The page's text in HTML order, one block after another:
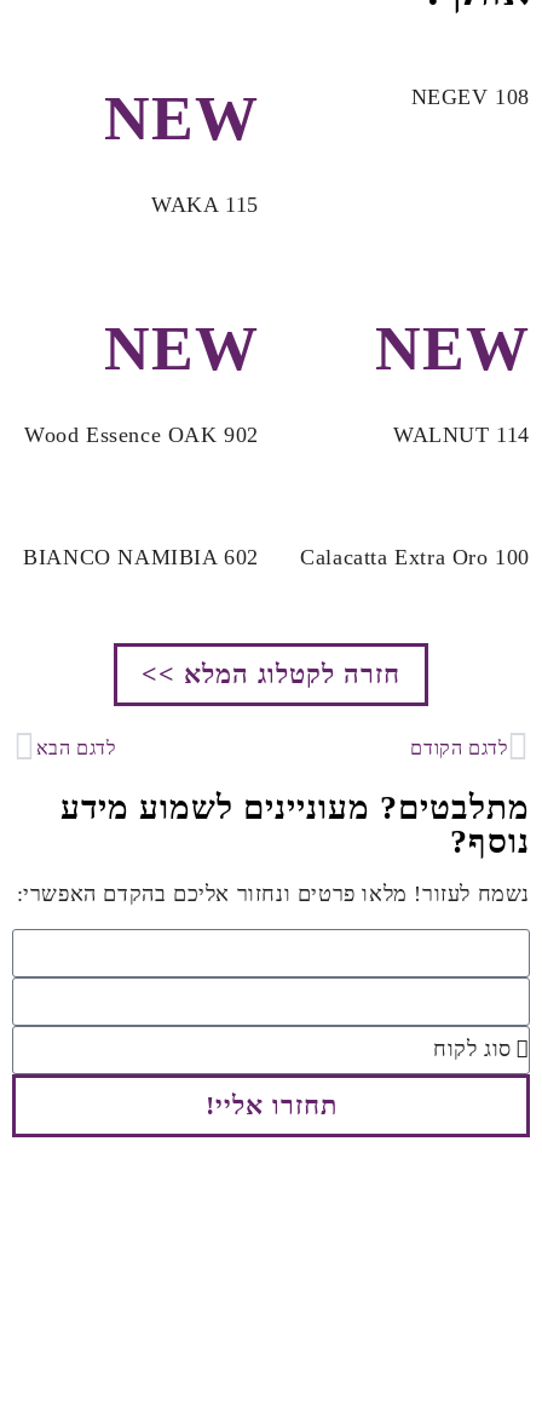
NEGEV 108
NEW
WAKA 115
NEW
WALNUT 114
NEW
Wood Essence OAK 902
Calacatta Extra Oro 100
BIANCO NAMIBIA 602
חזרה לקטלוג המלא >>
לדגם הקודם לדגם הבא
מתלבטים? מעוניינים לשמוע מידע
נוסף?
נשמח לעזור! מלאו פרטים ונחזור אליכם בהקדם האפשרי:
תחזרו אליי!